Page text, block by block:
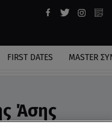
FIRST DATES MASTER
Άσης